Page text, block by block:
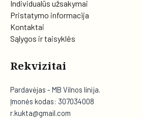
Individualūs užsakymai
Pristatymo informacija
Kontaktai
Sąlygos ir taisyklės
Rekvizitai
Pardavėjas - MB Vilnos linija.
Įmonės kodas: 307034008
r.kukta@gmail.com